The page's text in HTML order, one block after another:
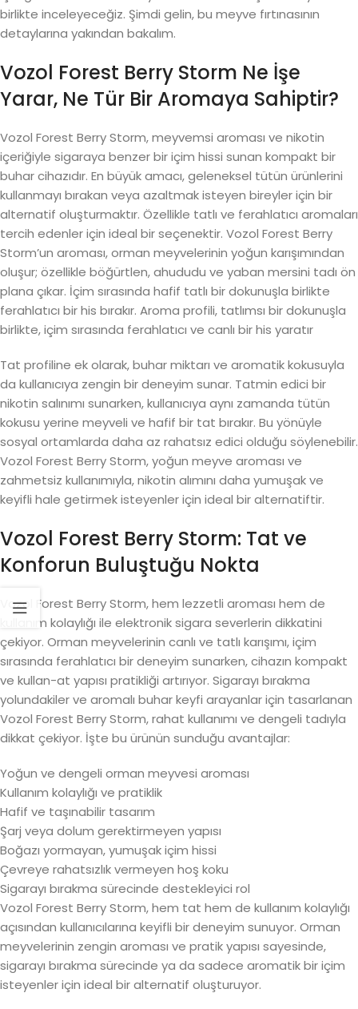
birlikte inceleyeceğiz. Şimdi gelin, bu meyve fırtınasının
detaylarına yakından bakalım.
Vozol Forest Berry Storm Ne İşe
Yarar, Ne Tür Bir Aromaya Sahiptir?
Vozol Forest Berry Storm, meyvemsi aroması ve nikotin
içeriğiyle sigaraya benzer bir içim hissi sunan kompakt bir
buhar cihazıdır. En büyük amacı, geleneksel tütün ürünlerini
kullanmayı bırakan veya azaltmak isteyen bireyler için bir
alternatif oluşturmaktır. Özellikle tatlı ve ferahlatıcı aromaları
tercih edenler için ideal bir seçenektir. Vozol Forest Berry
Storm’un aroması, orman meyvelerinin yoğun karışımından
oluşur; özellikle böğürtlen, ahududu ve yaban mersini tadı ön
plana çıkar. İçim sırasında hafif tatlı bir dokunuşla birlikte
ferahlatıcı bir his bırakır. Aroma profili, tatlımsı bir dokunuşla
birlikte, içim sırasında ferahlatıcı ve canlı bir his yaratır
Tat profiline ek olarak, buhar miktarı ve aromatik kokusuyla
da kullanıcıya zengin bir deneyim sunar. Tatmin edici bir
nikotin salınımı sunarken, kullanıcıya aynı zamanda tütün
kokusu yerine meyveli ve hafif bir tat bırakır. Bu yönüyle
sosyal ortamlarda daha az rahatsız edici olduğu söylenebilir.
Vozol Forest Berry Storm, yoğun meyve aroması ve
zahmetsiz kullanımıyla, nikotin alımını daha yumuşak ve
keyifli hale getirmek isteyenler için ideal bir alternatiftir.
Vozol Forest Berry Storm: Tat ve
Konforun Buluştuğu Nokta
Vozol Forest Berry Storm, hem lezzetli aroması hem de
kullanım kolaylığı ile elektronik sigara severlerin dikkatini
çekiyor. Orman meyvelerinin canlı ve tatlı karışımı, içim
sırasında ferahlatıcı bir deneyim sunarken, cihazın kompakt
ve kullan-at yapısı pratikliği artırıyor. Sigarayı bırakma
yolundakiler ve aromalı buhar keyfi arayanlar için tasarlanan
Vozol Forest Berry Storm, rahat kullanımı ve dengeli tadıyla
dikkat çekiyor. İşte bu ürünün sunduğu avantajlar:
Yoğun ve dengeli orman meyvesi aroması
Kullanım kolaylığı ve pratiklik
Hafif ve taşınabilir tasarım
Şarj veya dolum gerektirmeyen yapısı
Boğazı yormayan, yumuşak içim hissi
Çevreye rahatsızlık vermeyen hoş koku
Sigarayı bırakma sürecinde destekleyici rol
Vozol Forest Berry Storm, hem tat hem de kullanım kolaylığı
açısından kullanıcılarına keyifli bir deneyim sunuyor. Orman
meyvelerinin zengin aroması ve pratik yapısı sayesinde,
sigarayı bırakma sürecinde ya da sadece aromatik bir içim
isteyenler için ideal bir alternatif oluşturuyor.